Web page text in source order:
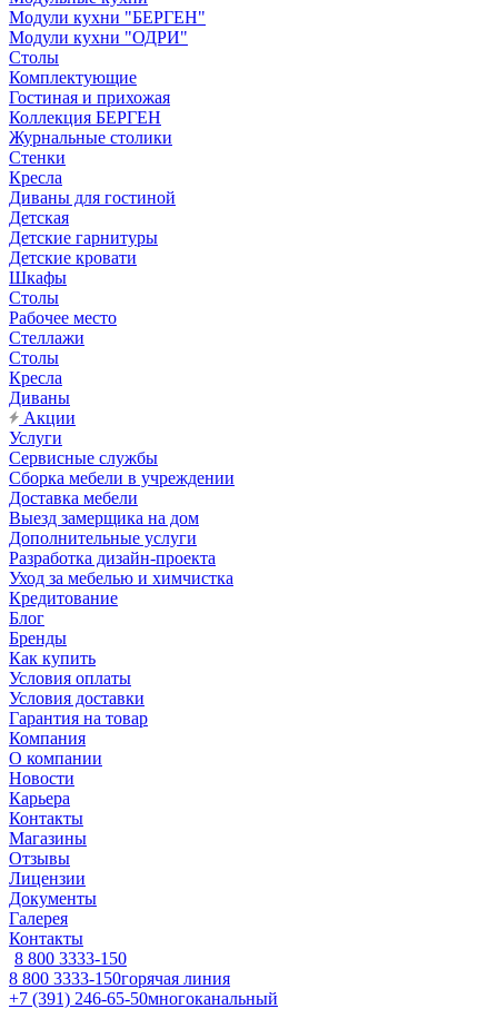
Модули кухни "БЕРГЕН"
Модули кухни "ОДРИ"
Столы
Комплектующие
Гостиная и прихожая
Коллекция БЕРГЕН
Журнальные столики
Стенки
Кресла
Диваны для гостиной
Детская
Детские гарнитуры
Детские кровати
Шкафы
Столы
Рабочее место
Стеллажи
Столы
Кресла
Диваны
Акции
Услуги
Сервисные службы
Сборка мебели в учреждении
Доставка мебели
Выезд замерщика на дом
Дополнительные услуги
Разработка дизайн-проекта
Уход за мебелью и химчистка
Кредитование
Блог
Бренды
Как купить
Условия оплаты
Условия доставки
Гарантия на товар
Компания
О компании
Новости
Карьера
Контакты
Магазины
Отзывы
Лицензии
Документы
Галерея
Контакты
8 800 3333-150
8 800 3333-150горячая линия
+7 (391) 246-65-50многоканальный